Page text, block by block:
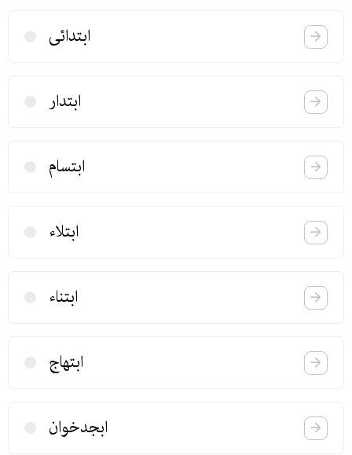
ابتدائی
ابتدار
ابتسام
ابتلاء
ابتناء
ابتهاج
ابجدخوان